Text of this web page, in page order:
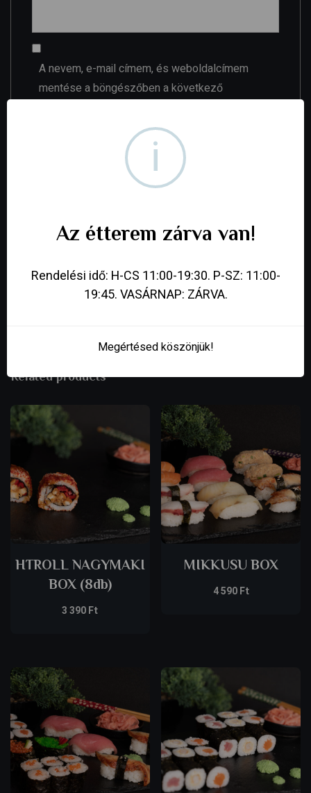
A nevem, e-mail címem, és weboldalcímem
mentése a böngészőben a következő
Related products
HTROLL NAGYMAKI
BOX (8db)
3 390Ft
MIKKUSU BOX
4 590Ft
i
Az étterem zárva van!
Rendelési idő: H-CS 11:00-19:30. P-SZ: 11:00-
19:45. VASÁRNAP: ZÁRVA.
Megértésed köszönjük!